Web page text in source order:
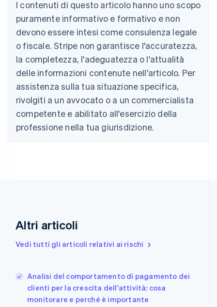
I contenuti di questo articolo hanno uno scopo
puramente informativo e formativo e non
devono essere intesi come consulenza legale
o fiscale. Stripe non garantisce l'accuratezza,
la completezza, l'adeguatezza o l'attualità
delle informazioni contenute nell'articolo. Per
assistenza sulla tua situazione specifica,
rivolgiti a un avvocato o a un commercialista
competente e abilitato all'esercizio della
professione nella tua giurisdizione.
Altri articoli
Vedi tutti gli articoli relativi ai rischi
Analisi del comportamento di pagamento dei
clienti per la crescita dell'attività: cosa
monitorare e perché è importante
Deutsch English
Belgio
Nederlands FrançaisDeutschEnglish
PortuguêsEnglish
Bulgaria
English
Canada
English Français
Cina continentale
Cipro
English
English Svenska
FrançaisEnglish
Giappone
日本語English
Gibilterra